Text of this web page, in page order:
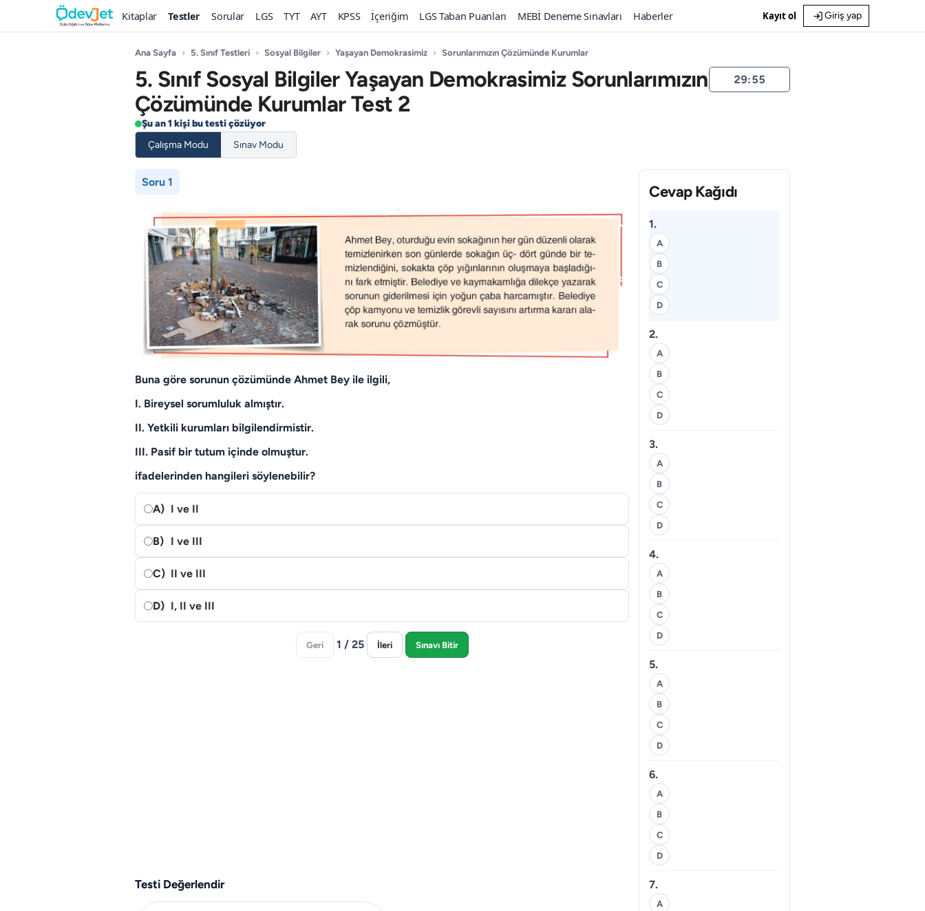
Kitaplar Testler Sorular LGS TYT AYT KPSS İçeriğim LGS Taban Puanları MEBİ Deneme Sınavları Haberler Kayıt ol Giriş yap
Ana Sayfa › 5. Sınıf Testleri › Sosyal Bilgiler › Yaşayan Demokrasimiz › Sorunlarımızın Çözümünde Kurumlar
5. Sınıf Sosyal Bilgiler Yaşayan Demokrasimiz Sorunlarımızın
Çözümünde Kurumlar Test 2
Şu an 1 kişi bu testi çözüyor
Çalışma Modu
Sınav Modu
29:54
Soru 1
Buna göre sorunun çözümünde Ahmet Bey ile ilgili,
I. Bireysel sorumluluk almıştır.
II. Yetkili kurumları bilgilendirmistir.
III. Pasif bir tutum içinde olmuştur.
ifadelerinden hangileri söylenebilir?
A) I ve II
B) I ve III
C) II ve III
D) I, II ve III
Geri 1 / 25 İleri Sınavı Bitir
Testi Değerlendir
Cevap Kağıdı
1.
A
B
C
D
2.
A
B
C
D
3.
A
B
C
D
4.
A
B
C
D
5.
A
B
C
D
6.
A
B
C
D
7.
A